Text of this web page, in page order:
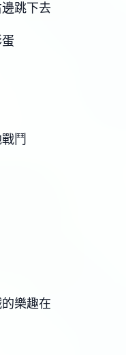
跳下去
鬥
樂趣在